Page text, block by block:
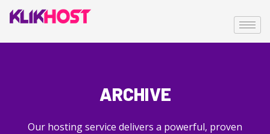
ARCHIVE
Our hosting service delivers a powerful, proven